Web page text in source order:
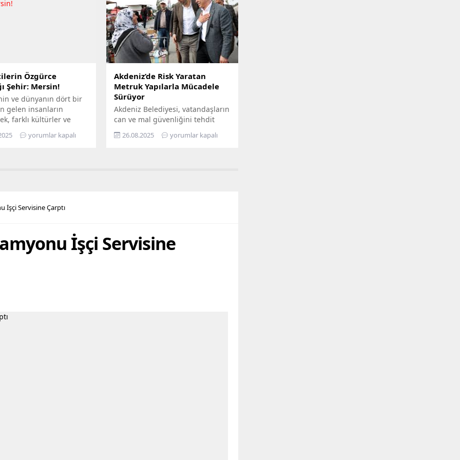
altyapısını bugünün ihtiyaçlarına
uygun biçimde yenilerken,
geleceğin artan taleplerine de
hazır hâle getiriyor Türkiye’nin
enerji dönüşümüne öncülük...
Özgürce
Şehir: Mersin!
ve dünyanın dört bir
gelen insanların
farklı kültürler ve
bir arada kardeşçe ve
yaşadığı Mersin,
alabilmesine destek
yorumlar kapalı
Akdeniz’de Risk Yaratan
Metruk Yapılarla Mücadele
Sürüyor
Akdeniz Belediyesi, vatandaşların
can ve mal güvenliğini tehdit
eden, yarattığı görsel kirliliğin
yanı sıra kimi zaman sosyal
26.08.2025 yorumlar kapalı
İşçi Servisine Çarptı
İşçi Servisine